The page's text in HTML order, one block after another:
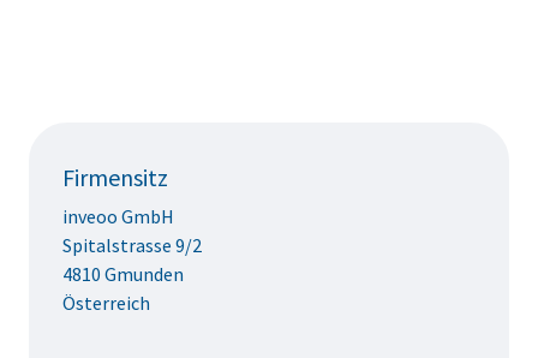
Firmensitz
inveoo GmbH
Spitalstrasse 9/2
4810 Gmunden
Österreich